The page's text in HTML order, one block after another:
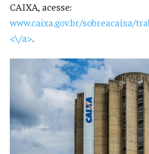
CAIXA, acesse:
www.caixa.gov.br/sobreacaixa/
<\/a>.